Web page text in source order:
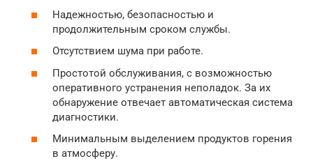
Надежностью, безопасностью и
продолжительным сроком службы.
Отсутствием шума при работе.
Простотой обслуживания, с возможностью
оперативного устранения неполадок. За их
обнаружение отвечает автоматическая система
диагностики.
Минимальным выделением продуктов горения
в атмосферу.